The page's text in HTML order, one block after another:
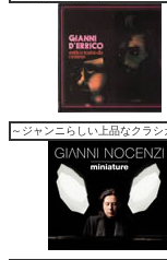
～ジャンニらしい上品なクラ